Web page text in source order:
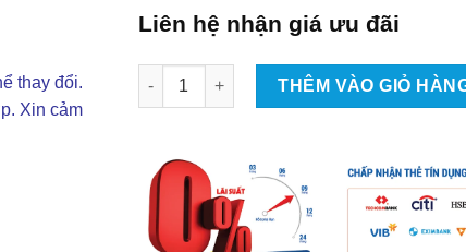
thay đổi.
Xin cảm
Liên hệ nhận giá ưu đãi
Lắp Đặt Camera Hành Trình Xe Chevrolet
THÊM VÀO GIỎ